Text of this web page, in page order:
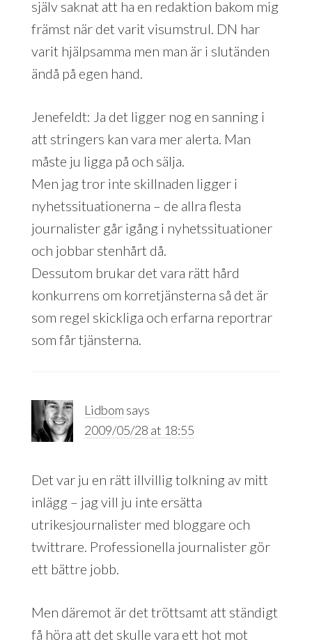
själv saknat att ha en redaktion bakom mig
främst när det varit visumstrul. DN har
varit hjälpsamma men man är i slutänden
ändå på egen hand.
Jenefeldt: Ja det ligger nog en sanning i
att stringers kan vara mer alerta. Man
måste ju ligga på och sälja.
Men jag tror inte skillnaden ligger i
nyhetssituationerna – de allra flesta
journalister går igång i nyhetssituationer
och jobbar stenhårt då.
Dessutom brukar det vara rätt hård
konkurrens om korretjänsterna så det är
som regel skickliga och erfarna reportrar
som får tjänsterna.
Lidbom says
2009/05/28 at 18:55
Det var ju en rätt illvillig tolkning av mitt
inlägg – jag vill ju inte ersätta
utrikesjournalister med bloggare och
twittrare. Professionella journalister gör
ett bättre jobb.
Men däremot är det tröttsamt att ständigt
få höra att det skulle vara ett hot mot